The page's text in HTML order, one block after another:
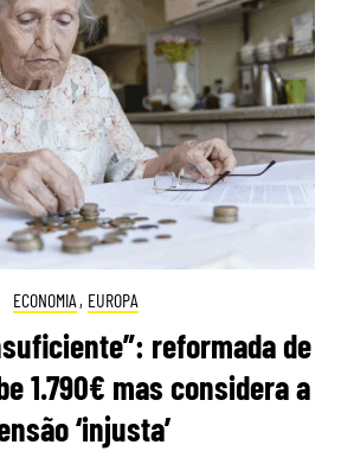
ECONOMIA , EUROPA
reformada de
1.790€ mas considera a
‘injusta’